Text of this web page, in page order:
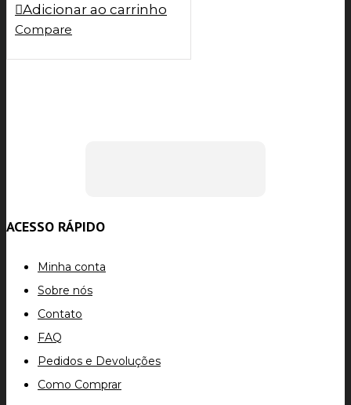
Adicionar ao carrinho
Compare
ACESSO RÁPIDO
Minha conta
Sobre nós
Contato
FAQ
Pedidos e Devoluções
Como Comprar